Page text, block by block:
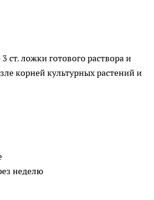
ст. ложки готового раствора и
корней культурных растений и
неделю